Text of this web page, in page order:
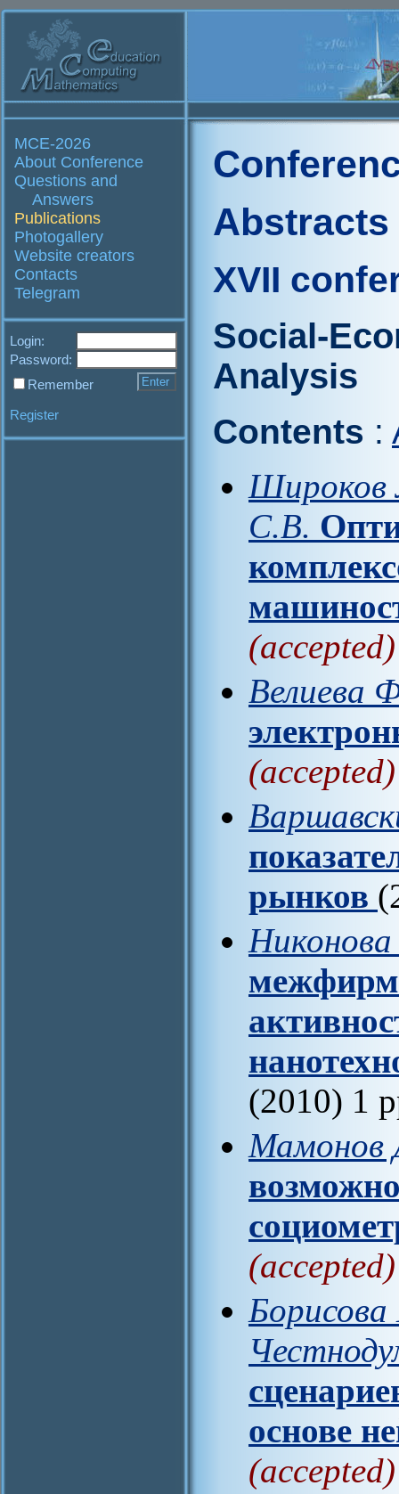
MCE-2026
About Conference
Questions and
Answers
Publications
Photogallery
Website creators
Contacts
Telegram
Login:
Password:
Remember
Register
Abstracts
XVII
Social-
Analysis
Contents :
Широков
С.В.
(accepted)
Велиева
(accepted)
рынков
(2010) 1
Мамонов
(accepted)
основе
(accepted)